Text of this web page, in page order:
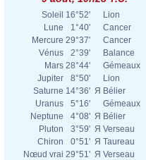
Soleil 16°52'
Lion
Lune
1°40'
Cancer
Mercure 29°37'
Cancer
Vénus
2°39'
Balance
Mars 28°44'
Gémeaux
Jupiter
8°50'
Lion
Saturne 14°36' Я Bélier
Uranus
5°16'
Gémeaux
Neptune
4°08' Я Bélier
Pluton
3°59' Я Verseau
Chiron
0°51' Я Taureau
Nœud vrai 29°51' Я Verseau